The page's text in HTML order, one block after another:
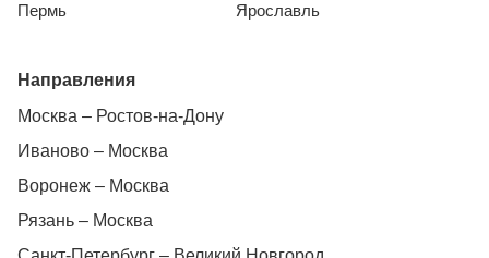
Пермь
Ярославль
Направления
Москва – Ростов-на-Дону
Иваново – Москва
Воронеж – Москва
Рязань – Москва